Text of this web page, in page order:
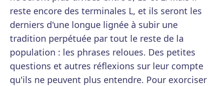
reste encore des terminales L, et ils seront les
derniers d'une longue lignée à subir une
tradition perpétuée par tout le reste de la
population : les phrases reloues. Des petites
questions et autres réflexions sur leur compte
qu'ils ne peuvent plus entendre. Pour exorciser